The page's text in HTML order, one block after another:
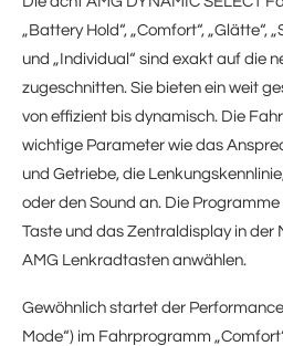
„Battery Hold“, „Comfort“, „Glätte“,
und „Individual“ sind exakt auf die
zugeschnitten. Sie bieten ein weit
von effizient bis dynamisch. Die
wichtige Parameter wie das
und Getriebe, die
oder den Sound an. Die
Taste und das Zentraldisplay in der
AMG Lenkradtasten anwählen.
Gewöhnlich startet der
Mode“) im Fahrprogramm